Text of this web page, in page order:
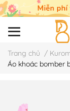
Trang chủ /
Áo khoác bomber